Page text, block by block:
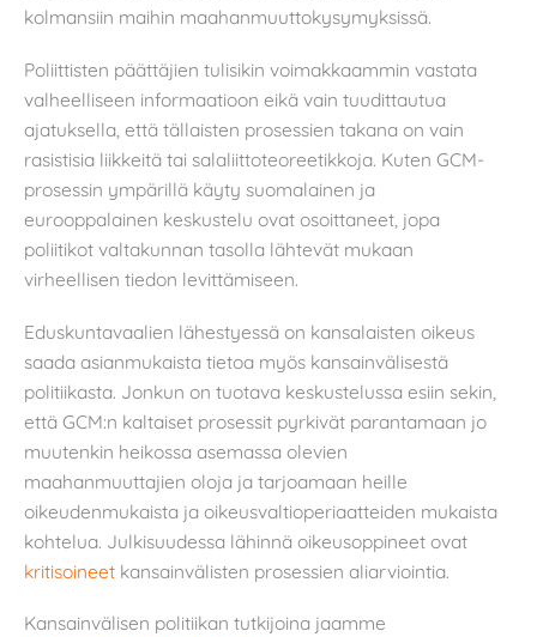
kolmansiin maihin maahanmuuttokysymyksissä.
Poliittisten päättäjien tulisikin voimakkaammin vastata
valheelliseen informaatioon eikä vain tuudittautua
ajatuksella, että tällaisten prosessien takana on vain
rasistisia liikkeitä tai salaliittoteoreetikkoja. Kuten GCM-
prosessin ympärillä käyty suomalainen ja
eurooppalainen keskustelu ovat osoittaneet, jopa
poliitikot valtakunnan tasolla lähtevät mukaan
virheellisen tiedon levittämiseen.
Eduskuntavaalien lähestyessä on kansalaisten oikeus
saada asianmukaista tietoa myös kansainvälisestä
politiikasta. Jonkun on tuotava keskustelussa esiin sekin,
että GCM:n kaltaiset prosessit pyrkivät parantamaan jo
muutenkin heikossa asemassa olevien
maahanmuuttajien oloja ja tarjoamaan heille
oikeudenmukaista ja oikeusvaltioperiaatteiden mukaista
kohtelua. Julkisuudessa lähinnä oikeusoppineet ovat
kritisoineet kansainvälisten prosessien aliarviointia.
Kansainvälisen politiikan tutkijoina jaamme